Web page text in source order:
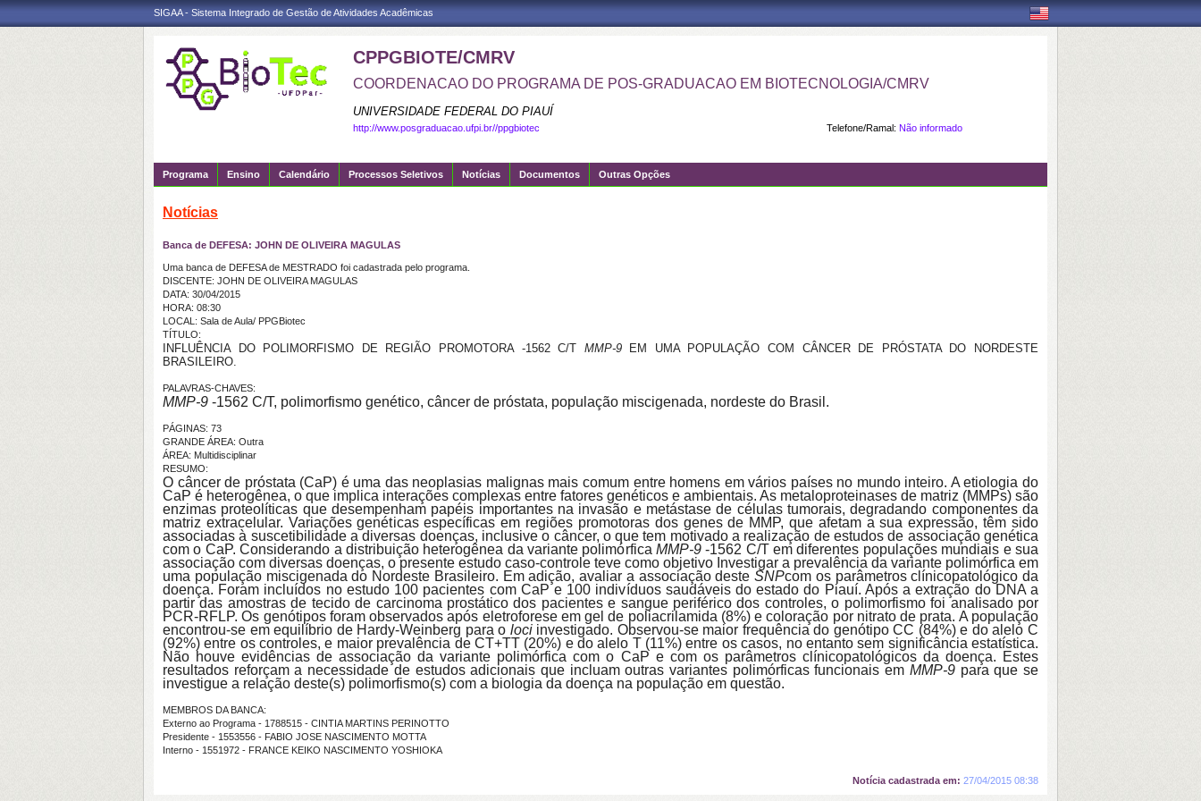
SIGAA - Sistema Integrado de Gestão de Atividades Acadêmicas
CPPGBIOTE/CMRV
COORDENACAO DO PROGRAMA DE POS-GRADUACAO EM BIOTECNOLOGIA/CMRV
UNIVERSIDADE FEDERAL DO PIAUÍ
Telefone/Ramal: Não informado
http://www.posgraduacao.ufpi.br//ppgbiotec
Programa Ensino Calendário Processos Seletivos Notícias Documentos Outras Opções
Notícias
Banca de DEFESA: JOHN DE OLIVEIRA MAGULAS
Uma banca de DEFESA de MESTRADO foi cadastrada pelo programa.
DISCENTE: JOHN DE OLIVEIRA MAGULAS
DATA: 30/04/2015
HORA: 08:30
LOCAL: Sala de Aula/ PPGBiotec
TÍTULO:
INFLUÊNCIA DO POLIMORFISMO DE REGIÃO PROMOTORA -1562 C/T MMP-9
EM UMA POPULAÇÃO COM CÂNCER DE PRÓSTATA DO NORDESTE
BRASILEIRO.
PALAVRAS-CHAVES:
MMP-9 -1562 C/T, polimorfismo genético, câncer de próstata, população miscigenada, nordeste do Brasil.
PÁGINAS: 73
GRANDE ÁREA: Outra
ÁREA: Multidisciplinar
RESUMO:
O câncer de próstata (CaP) é uma das neoplasias malignas mais comum entre homens em vários países no mundo inteiro. A etiologia do
CaP é heterogênea, o que implica interações complexas entre fatores genéticos e ambientais. As metaloproteinases de matriz (MMPs) são
enzimas proteolíticas que desempenham papéis importantes na invasão e metástase de células tumorais, degradando componentes da
matriz extracelular. Variações genéticas específicas em regiões promotoras dos genes de MMP, que afetam a sua expressão, têm sido
associadas à suscetibilidade a diversas doenças, inclusive o câncer, o que tem motivado a realização de estudos de associação genética
com o CaP. Considerando a distribuição heterogênea da variante polimórfica MMP-9-1562 C/T em diferentes populações mundiais e sua
associação com diversas doenças, o presente estudo caso-controle teve como objetivo Investigar a prevalência da variante polimórfica em
uma população miscigenada do Nordeste Brasileiro. Em adição, avaliar a associação deste SNPcom os parâmetros clínicopatológico da
doença. Foram incluídos no estudo 100 pacientes com CaP e 100 indivíduos saudáveis do estado do Piauí. Após a extração do DNA a
partir das amostras de tecido de carcinoma prostático dos pacientes e sangue periférico dos controles, o polimorfismo foi analisado por
PCR-RFLP. Os genótipos foram observados após eletroforese em gel de poliacrilamida (8%) e coloração por nitrato de prata. A população
encontrou-se em equilíbrio de Hardy-Weinberg para o lociinvestigado. Observou-se maior frequência do genótipo CC (84%) e do alelo C
(92%) entre os controles, e maior prevalência de CT+TT (20%) e do alelo T (11%) entre os casos, no entanto sem significância estatística.
Não houve evidências de associação da variante polimórfica com o CaP e com os parâmetros clínicopatológicos da doença. Estes
resultados reforçam a necessidade de estudos adicionais que incluam outras variantes polimórficas funcionais em MMP-9para que se
investigue a relação deste(s) polimorfismo(s) com a biologia da doença na população em questão.
MEMBROS DA BANCA:
Externo ao Programa - 1788515 - CINTIA MARTINS PERINOTTO
Presidente - 1553556 - FABIO JOSE NASCIMENTO MOTTA
Interno - 1551972 - FRANCE KEIKO NASCIMENTO YOSHIOKA
Notícia cadastrada em: 27/04/2015 08:38